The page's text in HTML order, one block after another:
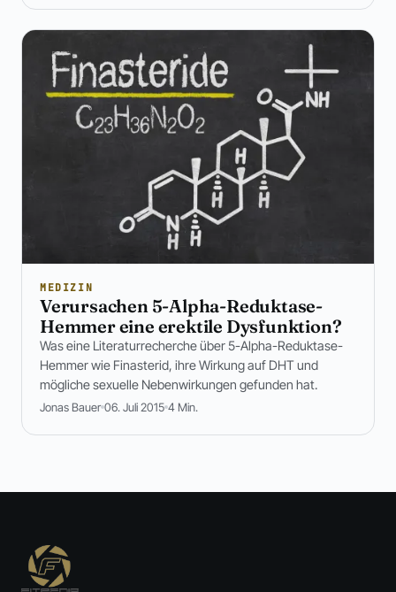
MEDIZIN
Verursachen 5-Alpha-Reduktase-
Hemmer eine erektile Dysfunktion?
Was eine Literaturrecherche über 5-Alpha-Reduktase-
Hemmer wie Finasterid, ihre Wirkung auf DHT und
mögliche sexuelle Nebenwirkungen gefunden hat.
Jonas Bauer 06. Juli 2015 4 Min.